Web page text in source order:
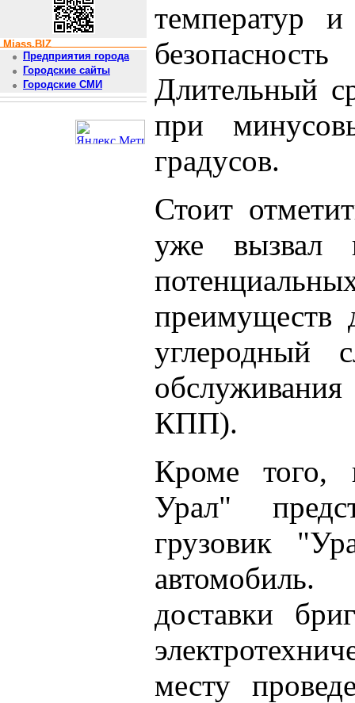
Miass.BIZ
Предприятия города
Городские сайты
Городские СМИ
температур
Длительный
при
градусов.
Стоит
уже вызвал
преимуществ
углеродный
КПП).
Кроме того,
Урал"
грузовик
доставки
месту